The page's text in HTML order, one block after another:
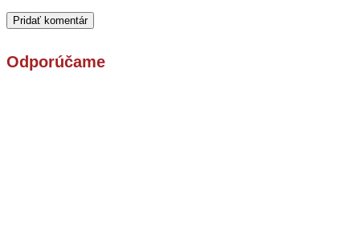
Odporúčame